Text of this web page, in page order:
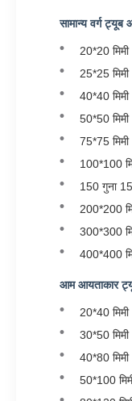
सामान्य वर्ग ट्यूब
20*20 मिमी
25*25 मिमी
40*40 मिमी
50*50 मिमी
75*75 मिमी
100*100
150 गुना
200*200
300*300
400*400
आम आयताकार
20*40 मिमी
30*50 मिमी
40*80 मिमी
50*100